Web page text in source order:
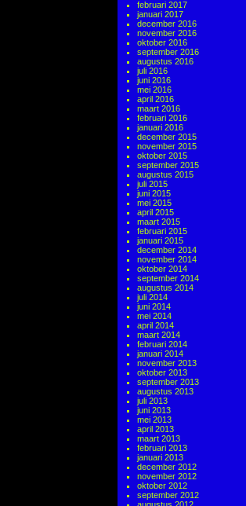
februari 2017
januari 2017
december 2016
november 2016
oktober 2016
september 2016
augustus 2016
juli 2016
juni 2016
mei 2016
april 2016
maart 2016
februari 2016
januari 2016
december 2015
november 2015
oktober 2015
september 2015
augustus 2015
juli 2015
juni 2015
mei 2015
april 2015
maart 2015
februari 2015
januari 2015
december 2014
november 2014
oktober 2014
september 2014
augustus 2014
juli 2014
juni 2014
mei 2014
april 2014
maart 2014
februari 2014
januari 2014
november 2013
oktober 2013
september 2013
augustus 2013
juli 2013
juni 2013
mei 2013
april 2013
maart 2013
februari 2013
januari 2013
december 2012
november 2012
oktober 2012
september 2012